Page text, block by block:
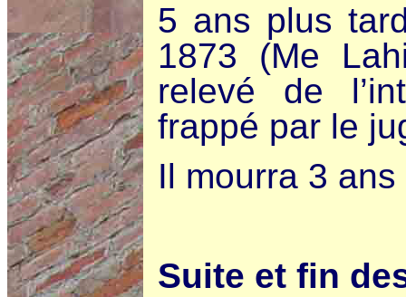
5 ans plus
1873 (Me
relevé de
frappé par le
Il mourra 3
Suite et fin